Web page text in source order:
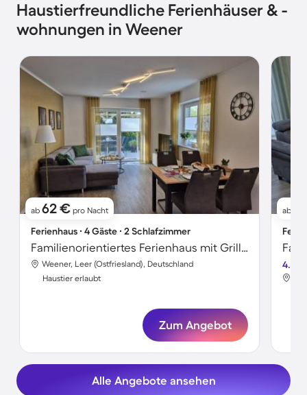
Haustierfreundliche Ferienhäuser & -
wohnungen in Weener
ab 62 € pro Nacht
Ferienhaus ∙ 4 Gäste ∙ 2 Schlafzimmer
Familienorientiertes Ferienhaus mit Grill, Terrasse und Sauna | Haustiere erlaubt
Weener, Leer (Ostfriesland), Deutschland
Haustier erlaubt
Zum Angebot
ab
4.5
Alle Angebote ansehen